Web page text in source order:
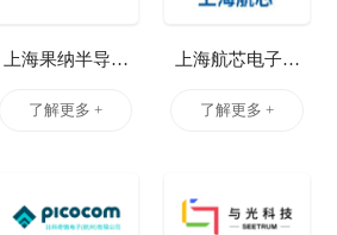
上海果纳半导体
技术有限公司
了解更多 +
上海航芯电子科
技股份有限公司
了解更多 +